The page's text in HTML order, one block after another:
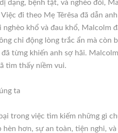
dạng, bệnh tật, và nghèo đói,
đi theo Mẹ Têrêsa đã dẫn
khổ và đau khổ, Malcolm
chỉ động lòng trắc ẩn mà còn
từng khiến anh sợ hãi.
tìm thấy niềm vui.
ta
trong việc tìm kiếm những gì
hơn, sự an toàn, tiện nghi,